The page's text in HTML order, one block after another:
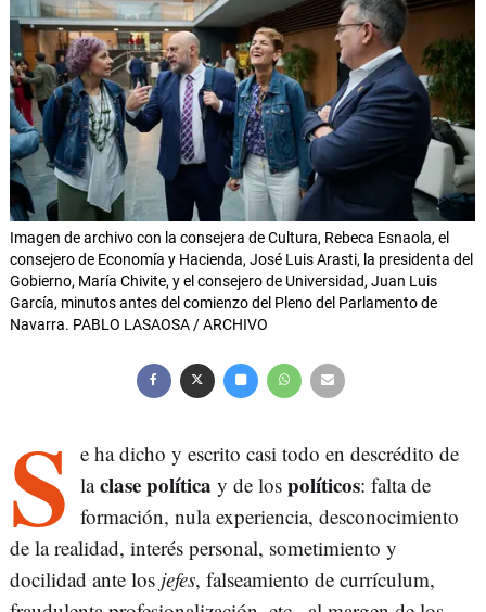
Imagen de archivo con la consejera de Cultura, Rebeca Esnaola, el
consejero de Economía y Hacienda, José Luis Arasti, la presidenta del
Gobierno, María Chivite, y el consejero de Universidad, Juan Luis
García, minutos antes del comienzo del Pleno del Parlamento de
Navarra. PABLO LASAOSA / ARCHIVO
S e ha dicho y escrito casi todo en descrédito de
laclase política y de los políticos: falta de
formación, nula experiencia, desconocimiento
de la realidad, interés personal, sometimiento y
docilidad ante los jefes, falseamiento de currículum,